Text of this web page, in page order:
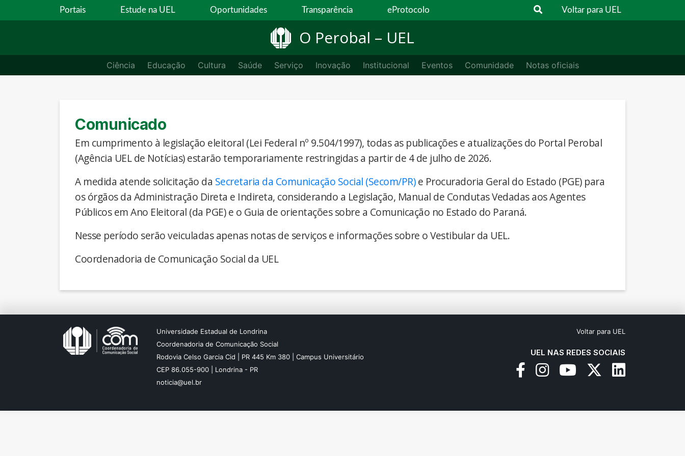
Portais Estude na UEL Oportunidades Transparência eProtocolo Voltar para UEL
O Perobal – UEL
Ciência Educação Cultura Saúde Serviço Inovação Institucional Eventos Comunidade Notas oficiais
Comunicado
Em cumprimento à legislação eleitoral (Lei Federal nº 9.504/1997), todas as publicações e atualizações do Portal Perobal
(Agência UEL de Notícias) estarão temporariamente restringidas a partir de 4 de julho de 2026.
A medida atende solicitação da Secretaria da Comunicação Social (Secom/PR)e Procuradoria Geral do Estado (PGE) para
os órgãos da Administração Direta e Indireta, considerando a Legislação, Manual de Condutas Vedadas aos Agentes
Públicos em Ano Eleitoral (da PGE) e o Guia de orientações sobre a Comunicação no Estado do Paraná.
Nesse período serão veiculadas apenas notas de serviços e informações sobre o Vestibular da UEL.
Coordenadoria de Comunicação Social da UEL
Universidade Estadual de Londrina
Coordenadoria de Comunicação Social
Rodovia Celso Garcia Cid | PR 445 Km 380 | Campus Universitário
CEP 86.055-900 | Londrina - PR
noticia@uel.br
Voltar para UEL
UEL NAS REDES SOCIAIS